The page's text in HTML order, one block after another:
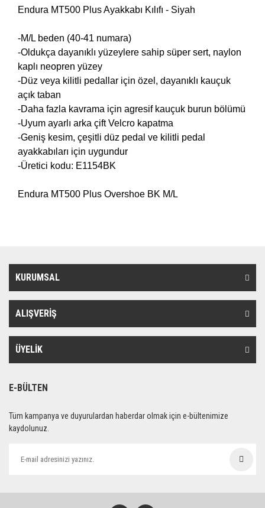
Endura MT500 Plus Ayakkabı Kılıfı - Siyah
-M/L beden (40-41 numara)
-Oldukça dayanıklı yüzeylere sahip süper sert, naylon
kaplı neopren yüzey
-Düz veya kilitli pedallar için özel, dayanıklı kauçuk
açık taban
-Daha fazla kavrama için agresif kauçuk burun bölümü
-Uyum ayarlı arka çift Velcro kapatma
-Geniş kesim, çeşitli düz pedal ve kilitli pedal
ayakkabıları için uygundur
-Üretici kodu: E1154BK
Endura MT500 Plus Overshoe BK M/L
KURUMSAL
ALIŞVERİŞ
ÜYELİK
E-BÜLTEN
Tüm kampanya ve duyurulardan haberdar olmak için e-bültenimize
kaydolunuz.